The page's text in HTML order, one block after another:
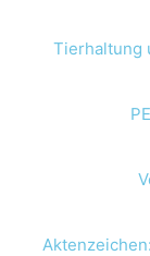
Tierhaltung